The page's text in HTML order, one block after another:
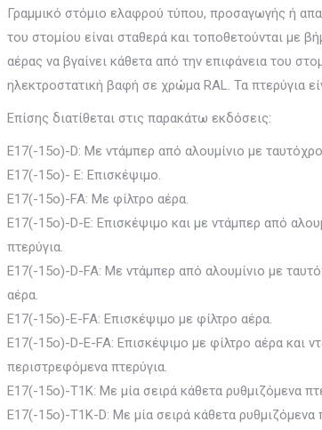
Γραμμικό στόμιο ελαφρού τύπου, προσαγωγής ή
του στομίου είναι σταθερά και τοποθετούνται με
αέρας να βγαίνει κάθετα από την επιφάνεια του
ηλεκτροστατική βαφή σε χρώμα RAL. Τα πτερύγια
Επίσης διατίθεται στις παρακάτω εκδόσεις:
E17(-15ο)-D: Με ντάμπερ από αλουμίνιο με
E17(-15ο)- E: Επισκέψιμο.
E17(-15ο)-FA: Με φίλτρο αέρα.
E17(-15ο)-D-E: Επισκέψιμο και με ντάμπερ από
πτερύγια.
E17(-15ο)-D-FA: Με ντάμπερ από αλουμίνιο με
αέρα.
E17(-15ο)-E-FA: Επισκέψιμο με φίλτρο αέρα.
E17(-15ο)-D-E-FA: Επισκέψιμο με φίλτρο αέρα και
περιστρεφόμενα πτερύγια.
E17(-15ο)-Τ1Κ: Με μία σειρά κάθετα ρυθμιζόμενα
E17(-15ο)-Τ1Κ-D: Με μία σειρά κάθετα ρυθμιζόμενα